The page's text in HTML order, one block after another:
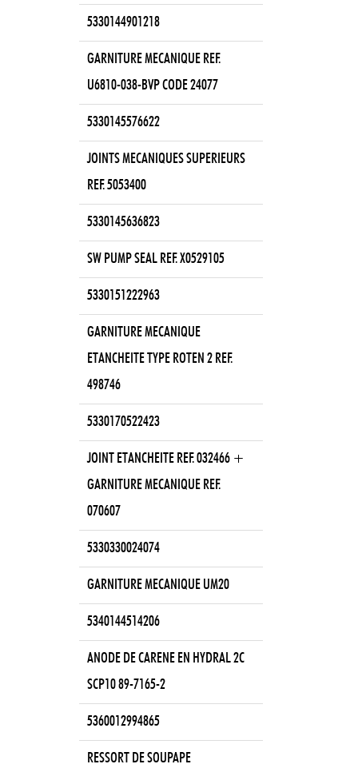
5330144901218
GARNITURE MECANIQUE REF.
U6810-038-BVP CODE 24077
5330145576622
JOINTS MECANIQUES SUPERIEURS
REF. 5053400
5330145636823
SW PUMP SEAL REF. X0529105
5330151222963
GARNITURE MECANIQUE
ETANCHEITE TYPE ROTEN 2 REF.
498746
5330170522423
JOINT ETANCHEITE REF. 032466 +
GARNITURE MECANIQUE REF.
070607
5330330024074
GARNITURE MECANIQUE UM20
5340144514206
ANODE DE CARENE EN HYDRAL 2C
SCP10 89-7165-2
5360012994865
RESSORT DE SOUPAPE